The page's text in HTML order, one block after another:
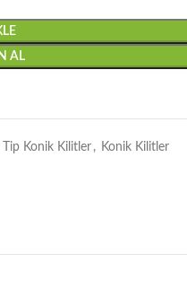
AL
Tip Konik Kilitler , Konik Kilitler